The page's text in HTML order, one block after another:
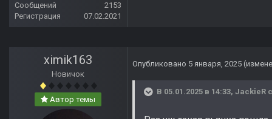
Сообщений
2153
Регистрация
07.02.2021
ximik163
Новичок
Автор темы
Опубликовано 5 января, 2025
В 05.01.2025 в 14:33, JackieR